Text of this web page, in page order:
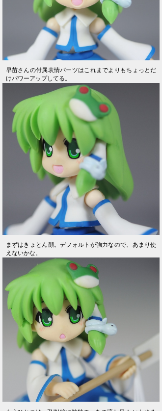
早苗さんの付属表情パーツはこれまでよりもちょっとだ
けパワーアップしてる。
まずはきょとん顔。デフォルトが強力なので、あまり使
えないかな。